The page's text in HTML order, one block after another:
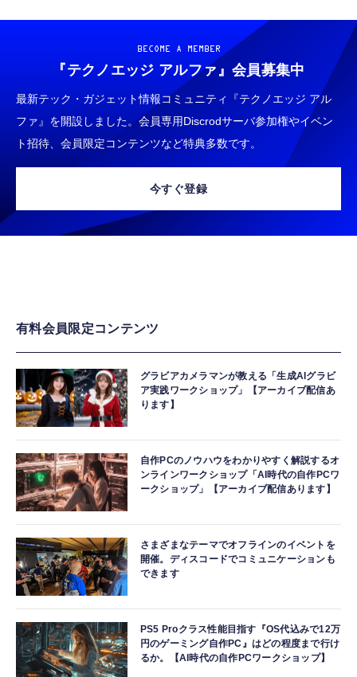
BECOME A MEMBER
『テクノエッジ アルファ』 会員募集中
最新テック・ガジェット情報コミュニティ『テクノエッジ アル
ファ』を開設しました。会員専用Discrodサーバ参加権やイベン
ト招待、会員限定コンテンツなど特典多数です。
今すぐ登録
有料会員限定コンテンツ
グラビアカメラマンが教える「生成AIグラビ
ア実践ワークショップ」【アーカイブ配信あ
ります】
自作PCのノウハウをわかりやすく解説するオ
ンラインワークショップ「AI時代の自作PCワ
ークショップ」【アーカイブ配信あります】
さまざまなテーマでオフラインのイベントを
開催。ディスコードでコミュニケーションも
できます
PS5 Proクラス性能目指す『OS代込みで12万
円のゲーミング自作PC』はどの程度まで行け
るか。【AI時代の自作PCワークショップ】